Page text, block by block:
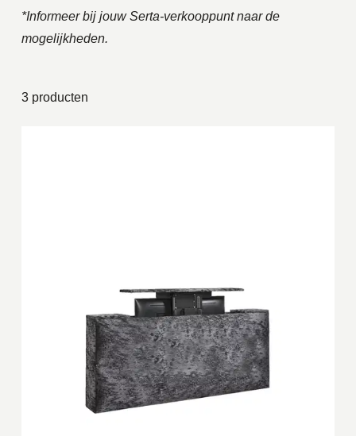
*Informeer bij jouw Serta-verkooppunt naar de
mogelijkheden.
3 producten